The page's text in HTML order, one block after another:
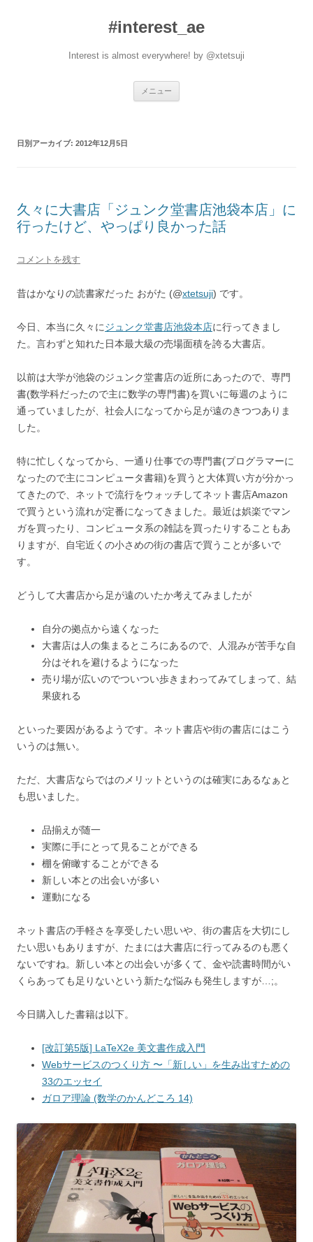
#interest_ae
Interest is almost everywhere! by @xtetsuji
メニュー
日別アーカイブ: 2012年12月5日
久々に大書店「ジュンク堂書店池袋本店」に
行ったけど、やっぱり良かった話
コメントを残す
昔はかなりの読書家だった おがた (@xtetsuji) です。
今日、本当に久々にジュンク堂書店池袋本店に行ってきまし
た。言わずと知れた日本最大級の売場面積を誇る大書店。
以前は大学が池袋のジュンク堂書店の近所にあったので、専門
書(数学科だったので主に数学の専門書)を買いに毎週のように
通っていましたが、社会人になってから足が遠のきつつありま
した。
特に忙しくなってから、一通り仕事での専門書(プログラマーに
なったので主にコンピュータ書籍)を買うと大体買い方が分かっ
てきたので、ネットで流行をウォッチしてネット書店Amazon
で買うという流れが定番になってきました。最近は娯楽でマン
ガを買ったり、コンピュータ系の雑誌を買ったりすることもあ
りますが、自宅近くの小さめの街の書店で買うことが多いで
す。
どうして大書店から足が遠のいたか考えてみましたが
自分の拠点から遠くなった
大書店は人の集まるところにあるので、人混みが苦手な自
分はそれを避けるようになった
売り場が広いのでついつい歩きまわってみてしまって、結
果疲れる
といった要因があるようです。ネット書店や街の書店にはこう
いうのは無い。
ただ、大書店ならではのメリットというのは確実にあるなぁと
も思いました。
品揃えが随一
実際に手にとって見ることができる
棚を俯瞰することができる
新しい本との出会いが多い
運動になる
ネット書店の手軽さを享受したい思いや、街の書店を大切にし
たい思いもありますが、たまには大書店に行ってみるのも悪く
ないですね。新しい本との出会いが多くて、金や読書時間がい
くらあっても足りないという新たな悩みも発生しますが…;。
今日購入した書籍は以下。
[改訂第5版] LaTeX2e 美文書作成入門
Webサービスのつくり方 〜「新しい」を生み出すための
33のエッセイ
ガロア理論 (数学のかんどころ 14)